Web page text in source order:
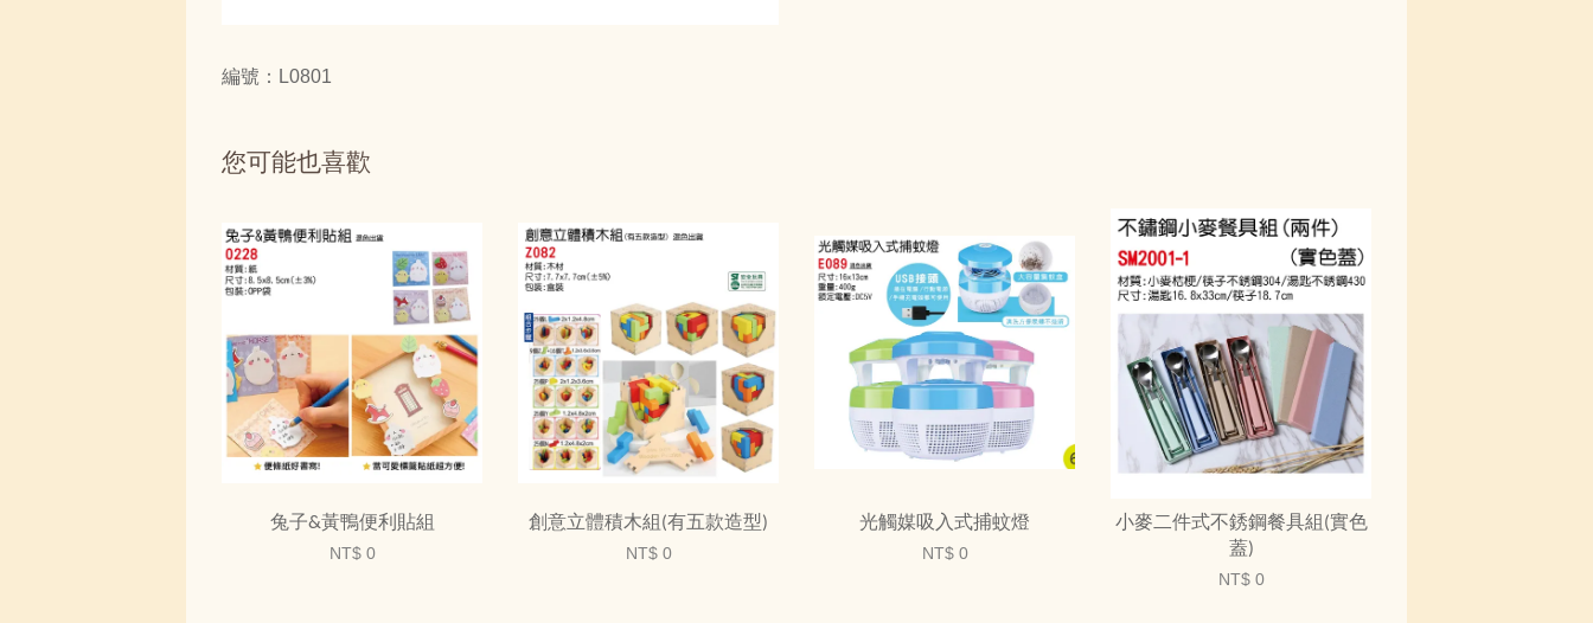
編號：L0801
您可能也喜歡
兔子&黃鴨便利貼組
NT$ 0
創意立體積木組(有五款造型)
NT$ 0
光觸媒吸入式捕蚊燈
NT$ 0
小麥二件式不銹鋼餐具組(實色
蓋)
NT$ 0